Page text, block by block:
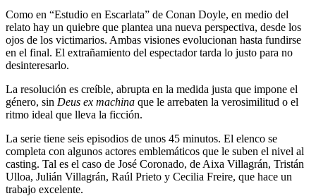
Como en “Estudio en Escarlata” de Conan Doyle, en medio del
relato hay un quiebre que plantea una nueva perspectiva, desde los
ojos de los victimarios. Ambas visiones evolucionan hasta fundirse
en el final. El extrañamiento del espectador tarda lo justo para no
desinteresarlo.
La resolución es creíble, abrupta en la medida justa que impone el
género, sin Deus ex machina que le arrebaten la verosimilitud o el
ritmo ideal que lleva la ficción.
La serie tiene seis episodios de unos 45 minutos. El elenco se
completa con algunos actores emblemáticos que le suben el nivel al
casting. Tal es el caso de José Coronado, de Aixa Villagrán, Tristán
Ulloa, Julián Villagrán, Raúl Prieto y Cecilia Freire, que hace un
trabajo excelente.